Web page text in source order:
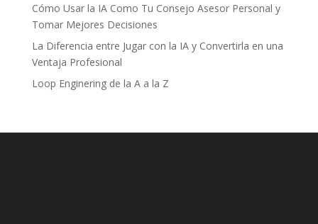
Cómo Usar la IA Como Tu Consejo Asesor Personal y
Tomar Mejores Decisiones
La Diferencia entre Jugar con la IA y Convertirla en una
Ventaja Profesional
Loop Enginering de la A a la Z